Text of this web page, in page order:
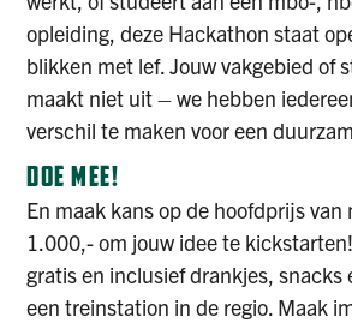
opleiding, deze Hackathon staat
blikken met lef. Jouw vakgebied of
maakt niet uit – we hebben
verschil te maken voor een
DOE MEE!
En maak kans op de hoofdprijs van
1.000,- om jouw idee te
gratis en inclusief drankjes, snacks
een treinstation in de regio. Maak